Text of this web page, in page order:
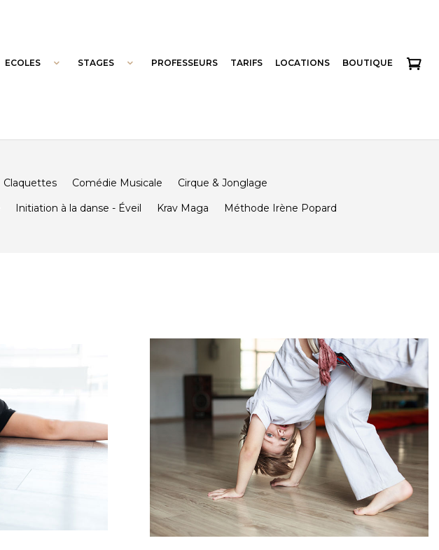
ECOLES STAGES PROFESSEURS TARIFS LOCATIONS BOUTIQUE
Claquettes Comédie Musicale
Cirque & Jonglage
Initiation à la danse - Éveil Krav Maga
Méthode Irène Popard